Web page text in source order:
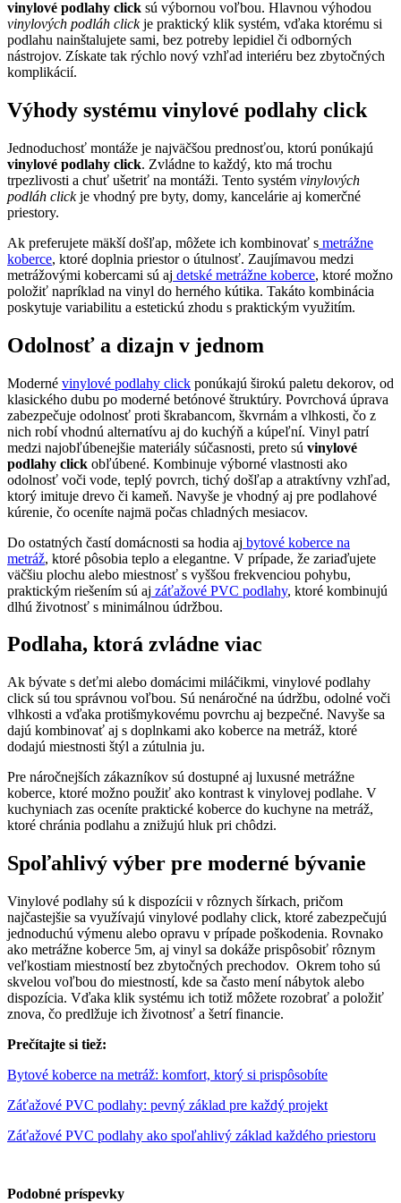
vinylové podlahy click sú výbornou voľbou. Hlavnou výhodou
vinylových podláh clickje praktický klik systém, vďaka ktorému si
podlahu nainštalujete sami, bez potreby lepidiel či odborných
nástrojov. Získate tak rýchlo nový vzhľad interiéru bez zbytočných
komplikácií.
Výhody systému vinylové podlahy click
Jednoduchosť montáže je najväčšou prednosťou, ktorú ponúkajú
vinylové podlahy click. Zvládne to každý, kto má trochu
trpezlivosti a chuť ušetriť na montáži. Tento systém vinylových
podláh clickje vhodný pre byty, domy, kancelárie aj komerčné
priestory.
Ak preferujete mäkší došľap, môžete ich kombinovať s metrážne
koberce, ktoré doplnia priestor o útulnosť. Zaujímavou medzi
metrážovými kobercami sú aj detské metrážne koberce, ktoré možno
položiť napríklad na vinyl do herného kútika. Takáto kombinácia
poskytuje variabilitu a estetickú zhodu s praktickým využitím.
Odolnosť a dizajn v jednom
Moderné vinylové podlahy click ponúkajú širokú paletu dekorov, od
klasického dubu po moderné betónové štruktúry. Povrchová úprava
zabezpečuje odolnosť proti škrabancom, škvrnám a vlhkosti, čo z
nich robí vhodnú alternatívu aj do kuchýň a kúpeľní. Vinyl patrí
medzi najobľúbenejšie materiály súčasnosti, preto sú vinylové
podlahy click obľúbené. Kombinuje výborné vlastnosti ako
odolnosť voči vode, teplý povrch, tichý došľap a atraktívny vzhľad,
ktorý imituje drevo či kameň. Navyše je vhodný aj pre podlahové
kúrenie, čo oceníte najmä počas chladných mesiacov.
Do ostatných častí domácnosti sa hodia aj bytové koberce na
metráž, ktoré pôsobia teplo a elegantne. V prípade, že zariaďujete
väčšiu plochu alebo miestnosť s vyššou frekvenciou pohybu,
praktickým riešením sú aj záťažové PVC podlahy, ktoré kombinujú
dlhú životnosť s minimálnou údržbou.
Podlaha, ktorá zvládne viac
Ak bývate s deťmi alebo domácimi miláčikmi, vinylové podlahy
click sú tou správnou voľbou. Sú nenáročné na údržbu, odolné voči
vlhkosti a vďaka protišmykovému povrchu aj bezpečné. Navyše sa
dajú kombinovať aj s doplnkami ako koberce na metráž, ktoré
dodajú miestnosti štýl a zútulnia ju.
Pre náročnejších zákazníkov sú dostupné aj luxusné metrážne
koberce, ktoré možno použiť ako kontrast k vinylovej podlahe. V
kuchyniach zas oceníte praktické koberce do kuchyne na metráž,
ktoré chránia podlahu a znižujú hluk pri chôdzi.
Spoľahlivý výber pre moderné bývanie
Vinylové podlahy sú k dispozícii v rôznych šírkach, pričom
najčastejšie sa využívajú vinylové podlahy click, ktoré zabezpečujú
jednoduchú výmenu alebo opravu v prípade poškodenia. Rovnako
ako metrážne koberce 5m, aj vinyl sa dokáže prispôsobiť rôznym
veľkostiam miestností bez zbytočných prechodov. Okrem toho sú
skvelou voľbou do miestností, kde sa často mení nábytok alebo
dispozícia. Vďaka klik systému ich totiž môžete rozobrať a položiť
znova, čo predlžuje ich životnosť a šetrí financie.
Prečítajte si tiež:
Bytové koberce na metráž: komfort, ktorý si prispôsobíte
Záťažové PVC podlahy: pevný základ pre každý projekt
Záťažové PVC podlahy ako spoľahlivý základ každého priestoru
Podobné príspevky